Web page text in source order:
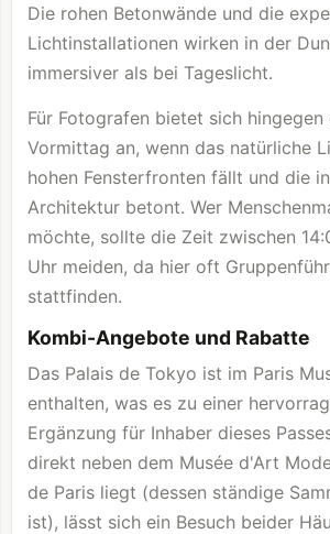
Die rohen Betonwände und die
Lichtinstallationen wirken in der
immersiver als bei Tageslicht.
Für Fotografen bietet sich
Vormittag an, wenn das natürliche
hohen Fensterfronten fällt und die
Architektur betont. Wer
möchte, sollte die Zeit zwischen
Uhr meiden, da hier oft
stattfinden.
Kombi-Angebote und Rabatte
Das Palais de Tokyo ist im Paris
enthalten, was es zu einer
Ergänzung für Inhaber dieses
direkt neben dem Musée d'Art
de Paris liegt (dessen ständige
ist), lässt sich ein Besuch beider